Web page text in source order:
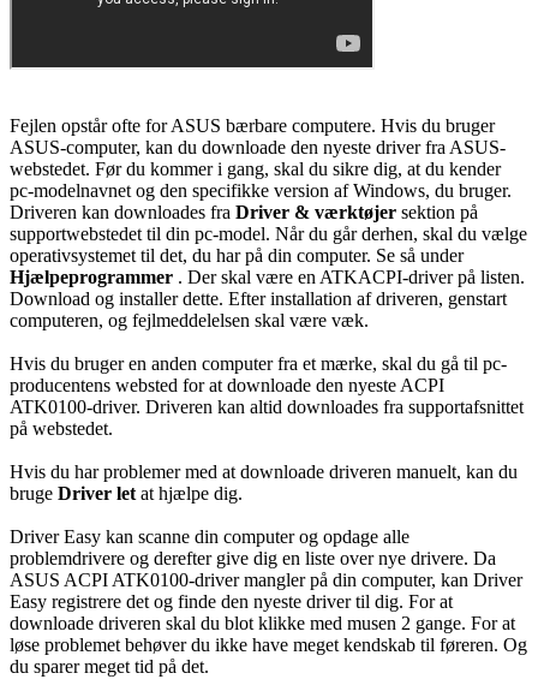
Fejlen opstår ofte for ASUS bærbare computere. Hvis du bruger
ASUS-computer, kan du downloade den nyeste driver fra ASUS-
webstedet. Før du kommer i gang, skal du sikre dig, at du kender
pc-modelnavnet og den specifikke version af Windows, du bruger.
Driveren kan downloades fra Driver & værktøjer sektion på
supportwebstedet til din pc-model. Når du går derhen, skal du vælge
operativsystemet til det, du har på din computer. Se så under
Hjælpeprogrammer . Der skal være en ATKACPI-driver på listen.
Download og installer dette. Efter installation af driveren, genstart
computeren, og fejlmeddelelsen skal være væk.
Hvis du bruger en anden computer fra et mærke, skal du gå til pc-
producentens websted for at downloade den nyeste ACPI
ATK0100-driver. Driveren kan altid downloades fra supportafsnittet
på webstedet.
Hvis du har problemer med at downloade driveren manuelt, kan du
bruge Driver let at hjælpe dig.
Driver Easy kan scanne din computer og opdage alle
problemdrivere og derefter give dig en liste over nye drivere. Da
ASUS ACPI ATK0100-driver mangler på din computer, kan Driver
Easy registrere det og finde den nyeste driver til dig. For at
downloade driveren skal du blot klikke med musen 2 gange. For at
løse problemet behøver du ikke have meget kendskab til føreren. Og
du sparer meget tid på det.